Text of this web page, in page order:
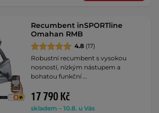
Recumbent inSPORTline
Omahan RMB
4.8 (17)
Robustní recumbent s vysokou
nosností, nízkým nástupem a
bohatou funkční …
17 790 Kč
skladem – 10.8. u Vás